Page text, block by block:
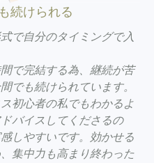
続けられる
で自分のタイミングで入
で完結する為、継続が苦
でも続けられています。
初心者の私でもわかるよ
バイスしてくださるの
しやすいです。効かせる
集中力も高まり終わった